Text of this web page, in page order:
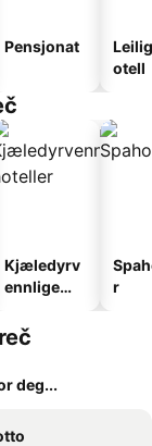
Pensjonat
otell
Kjæledyrv
ennlige
r
deg...